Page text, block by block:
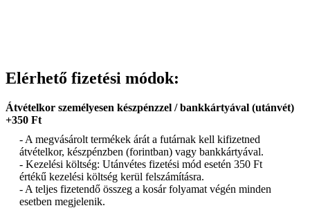
Elérhető fizetési módok:
Átvételkor személyesen készpénzzel / bankkártyával (utánvét)
+350 Ft
- A megvásárolt termékek árát a futárnak kell kifizetned
átvételkor, készpénzben (forintban) vagy bankkártyával.
- Kezelési költség: Utánvétes fizetési mód esetén 350 Ft
értékű kezelési költség kerül felszámításra.
- A teljes fizetendő összeg a kosár folyamat végén minden
esetben megjelenik.